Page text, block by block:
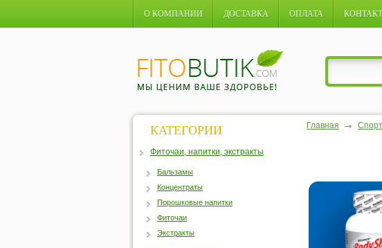
О КОМПАНИИ ДОСТАВКА ОПЛАТА
Главная
КАТЕГОРИИ
Фиточаи, напитки, экстракты
Бальзамы
Концентраты
Порошковые напитки
Фиточаи
Экстракты